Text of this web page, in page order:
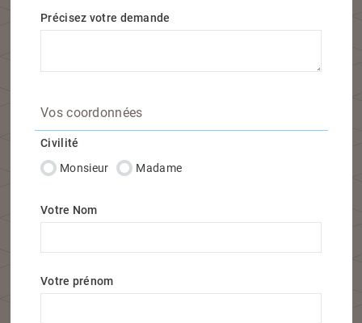
Précisez votre demande
Vos coordonnées
Civilité
Monsieur
Madame
Votre Nom
Votre prénom